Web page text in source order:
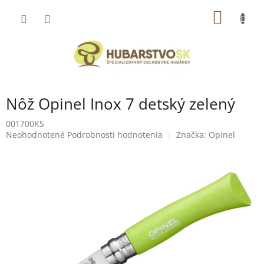
Nôž Opinel Inox 7 detský zelený
001700KS
Priemerné
Neohodnotené Podrobnosti hodnotenia Značka: Opinel